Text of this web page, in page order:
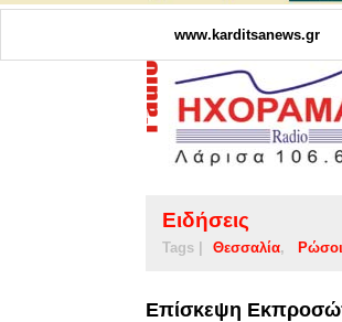
www.karditsanews.gr
Ειδήσεις
Tags | Θεσσαλία Ρώσοι
Επίσκεψη